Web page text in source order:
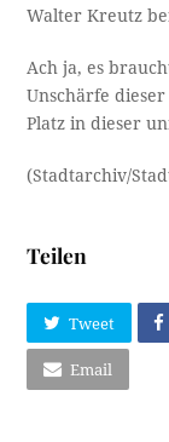
Walter Kreutz
Ach ja, es
Unschärfe
Platz in dieser
(Stadtarchiv/
Teilen
Tweet
Email